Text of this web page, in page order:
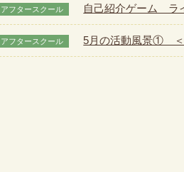
アフタースクール 自己紹介ゲーム ラ
アフタースクール 5月の活動風景① ＜